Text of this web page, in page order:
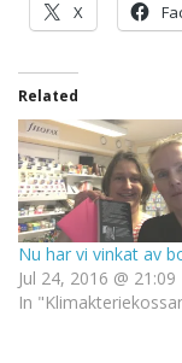
X
Related
Nu har vi vinkat av
Jul 24, 2016 @ 21:09
In